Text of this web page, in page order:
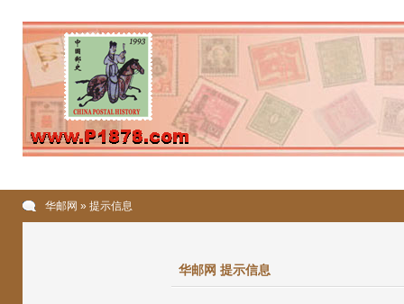
华邮网 » 提示信息
华邮网 提示信息